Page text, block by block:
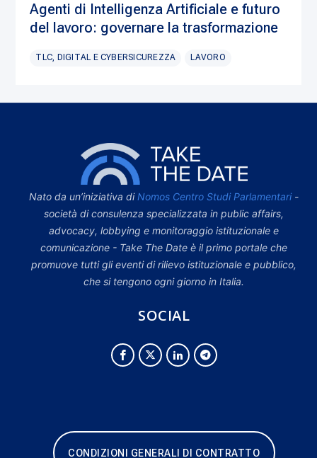
Agenti di Intelligenza Artificiale e futuro
del lavoro: governare la trasformazione
TLC, DIGITAL E CYBERSICUREZZA LAVORO
Nato da un’iniziativa di Nomos Centro Studi Parlamentari-
società di consulenza specializzata in public affairs,
advocacy, lobbying e monitoraggio istituzionale e
comunicazione - Take The Date è il primo portale che
promuove tutti gli eventi di rilievo istituzionale e pubblico,
che si tengono ogni giorno in Italia.
SOCIAL
CONDIZIONI GENERALI DI CONTRATTO